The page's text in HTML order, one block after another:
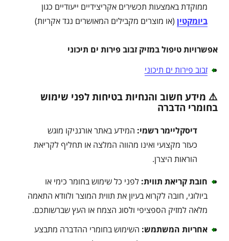
ממוקדת באמצעות תכשירים אקריצידיים ייעודיים כגון
ביומקטין (או מוצרים מקבילים המאושרים נגד אקריות)
אפשרויות טיפול במזיק זבוב פירות ים תיכוני
זבוב פירות ים תיכוני
⚠️ מידע חשוב והנחיות בטיחות לפני שימוש
בחומרי הדברה
דיסקליימר רשמי: המידע באתר אורגניקו מוגש
כעזר מקצועי ואינו מהווה המלצה או תחליף לקריאת
הוראות היצרן.
חובת קריאת תווית: לפני כל שימוש בחומר כימי או
ביולוגי, חובה לקרוא בעיון את תווית המוצר ולוודא התאמה
מלאה למזיק הספציפי ולסוג הצמח או העץ שברשותכם.
אחריות המשתמש: השימוש בחומרי ההדברה מתבצע